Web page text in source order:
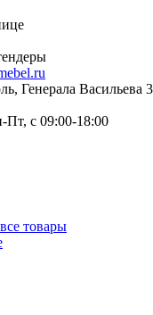
Генерала Васильева
Пт, с 09:00-18:00
товары